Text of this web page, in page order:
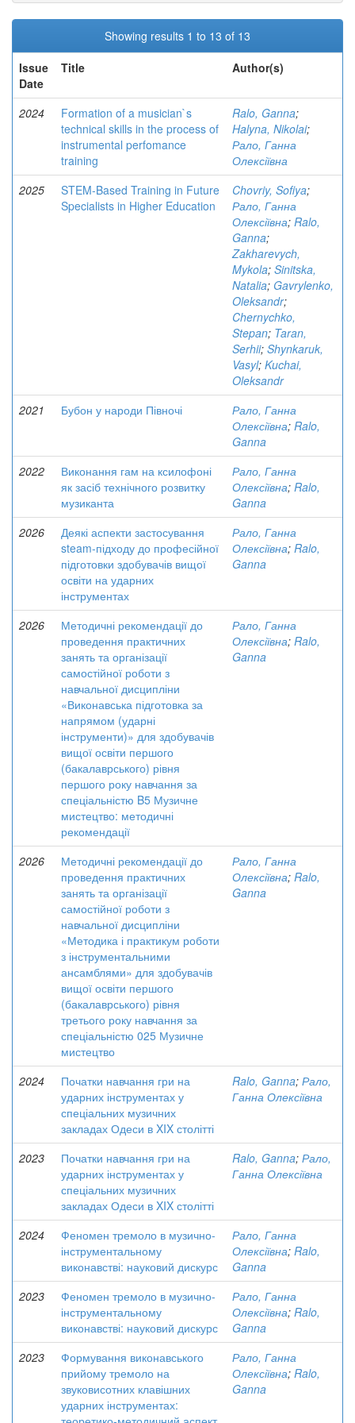
Showing results 1 to 13 of 13
Issue
Date
Title Author(s)
2024
Formation of a musician`s
technical skills in the process of
instrumental perfomance
training
Ralo, Ganna;
Halyna, Nikolai;
Рало, Ганна
Олексіївна
2025
STEM-Based Training in Future
Specialists in Higher Education
Chovriy, Sofiya;
Рало, Ганна
Олексіївна; Ralo,
Ganna;
Zakharevych,
Mykola; Sinitska,
Natalia; Gavrylenko,
Oleksandr;
Chernychko,
Stepan; Taran,
Serhii; Shynkaruk,
Vasyl; Kuchai,
Oleksandr
2021
Бубон у народи Півночі
Рало, Ганна
Олексіївна; Ralo,
Ganna
2022
Виконання гам на ксилофоні
як засіб технічного розвитку
музиканта
Рало, Ганна
Олексіївна; Ralo,
Ganna
2026
Деякі аспекти застосування
steam-підходу до професійної
підготовки здобувачів вищої
освіти на ударних
інструментах
Рало, Ганна
Олексіївна; Ralo,
Ganna
2026
Методичні рекомендації до
проведення практичних
занять та організації
самостійної роботи з
навчальної дисципліни
«Виконавська підготовка за
напрямом (ударні
інструменти)» для здобувачів
вищої освіти першого
(бакалаврського) рівня
першого року навчання за
спеціальністю B5 Музичне
мистецтво: методичні
рекомендації
Рало, Ганна
Олексіївна; Ralo,
Ganna
2026
Методичні рекомендації до
проведення практичних
занять та організації
самостійної роботи з
навчальної дисципліни
«Методика і практикум роботи
з інструментальними
ансамблями» для здобувачів
вищої освіти першого
(бакалаврського) рівня
третього року навчання за
спеціальністю 025 Музичне
мистецтво
Рало, Ганна
Олексіївна; Ralo,
Ganna
2024
Початки навчання гри на
ударних інструментах у
спеціальних музичних
закладах Одеси в XIX столітті
Ralo, Ganna; Рало,
Ганна Олексіївна
2023
Початки навчання гри на
ударних інструментах у
спеціальних музичних
закладах Одеси в XIX столітті
Ralo, Ganna; Рало,
Ганна Олексіївна
2024
Феномен тремоло в музично-
інструментальному
виконавстві: науковий дискурс
Рало, Ганна
Олексіївна; Ralo,
Ganna
2023
Феномен тремоло в музично-
інструментальному
виконавстві: науковий дискурс
Рало, Ганна
Олексіївна; Ralo,
Ganna
2023
Формування виконавського
прийому тремоло на
звуковисотних клавішних
ударних інструментах:
Рало, Ганна
Олексіївна; Ralo,
Ganna